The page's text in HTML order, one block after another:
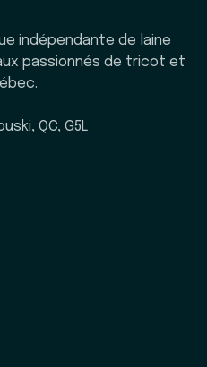
indépendante de laine
passionnés de tricot et
QC, G5L